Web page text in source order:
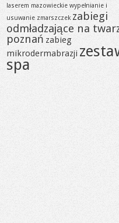
laserem mazowieckie wypełnianie i
usuwanie zmarszczek zabiegi
odmładzające na
poznań zabieg
mikrodermabrazji
spa